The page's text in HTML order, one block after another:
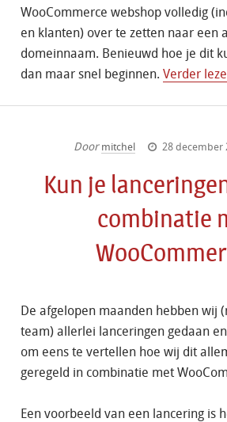
WooCommerce webshop volledig
en klanten) over te zetten naar een
domeinnaam. Benieuwd hoe je dit
dan maar snel beginnen. Verder
Door mitchel 28 december
Kun je
combinatie
De afgelopen maanden hebben wij
team) allerlei lanceringen gedaan
om eens te vertellen hoe wij dit
geregeld in combinatie met
Een voorbeeld van een lancering is